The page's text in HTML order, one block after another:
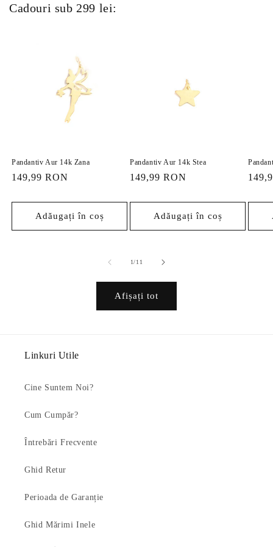
Cadouri sub 299 lei:
Pandantiv Aur 14k Zana
Preț
149,99 RON
Adăugați în coș
Pandantiv Aur 14k Stea
Preț
149,99 RON
Adăugați în coș
Preț
1/din
11
Afișați tot
Linkuri Utile
Cine Suntem Noi?
Cum Cumpăr?
Întrebări Frecvente
Ghid Retur
Perioada de Garanție
Ghid Mărimi Inele